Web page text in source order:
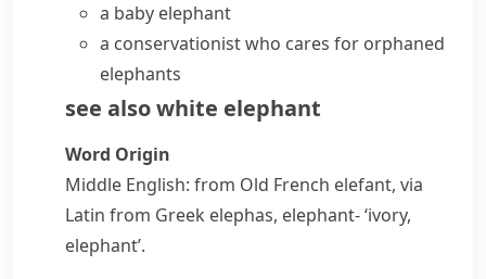
a baby elephant
a conservationist who cares for orphaned
elephants
see alsowhite elephant
Word Origin
Middle English: from Old French elefant, via
Latin from Greek elephas, elephant-‘ivory,
elephant’.